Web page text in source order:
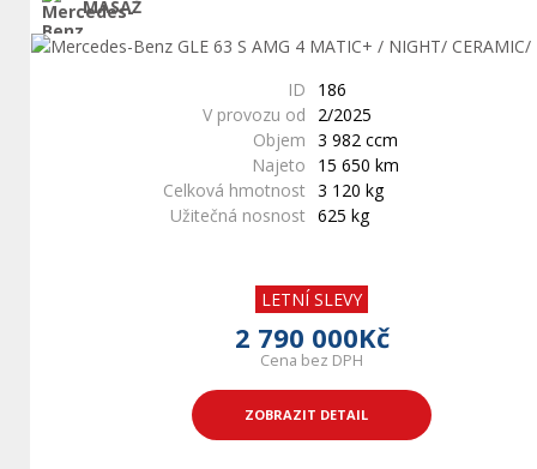
MASÁŽ
ID
186
V provozu od
2/2025
Objem 3 982 ccm
Najeto
15 650 km
Celková hmotnost 3 120 kg
Užitečná nosnost 625 kg
LETNÍ SLEVY
2 790 000Kč
Cena bez DPH
ZOBRAZIT DETAIL